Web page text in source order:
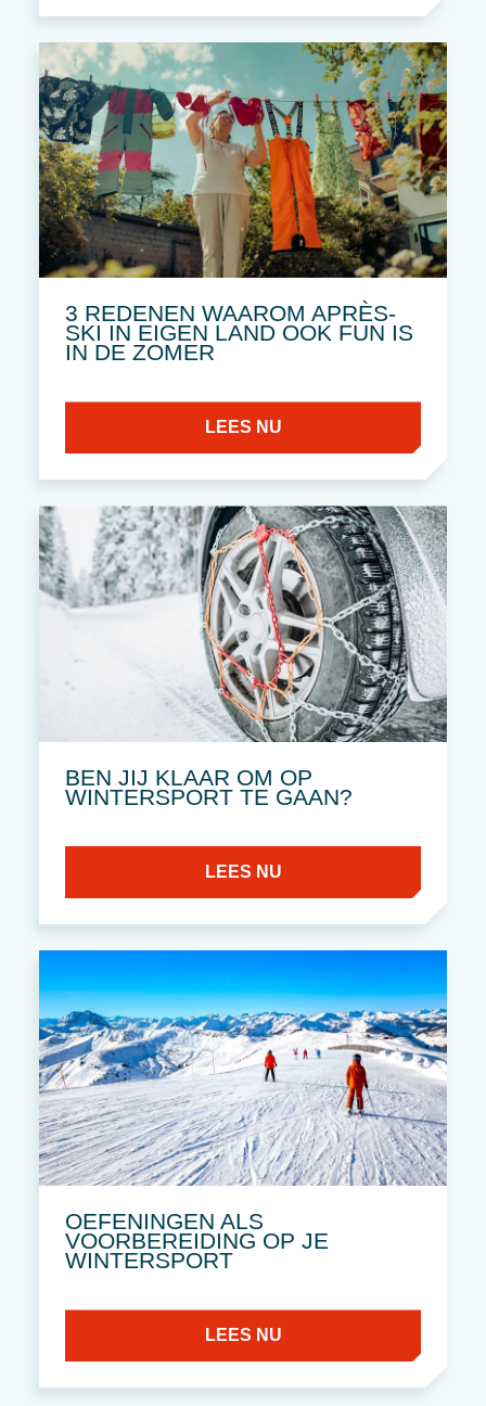
3 REDENEN WAAROM APRÈS-
SKI IN EIGEN LAND OOK FUN IS
IN DE ZOMER
LEES NU
BEN JIJ KLAAR OM OP
WINTERSPORT TE GAAN?
LEES NU
OEFENINGEN ALS
VOORBEREIDING OP JE
WINTERSPORT
LEES NU